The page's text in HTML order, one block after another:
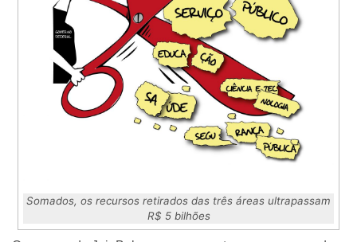
Somados, os recursos retirados das três áreas ultrapassam
R$ 5 bilhões